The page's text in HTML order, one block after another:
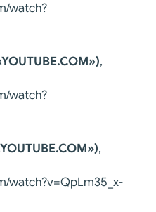
watch?
,
watch?
,
watch?v=QpLm35_x-